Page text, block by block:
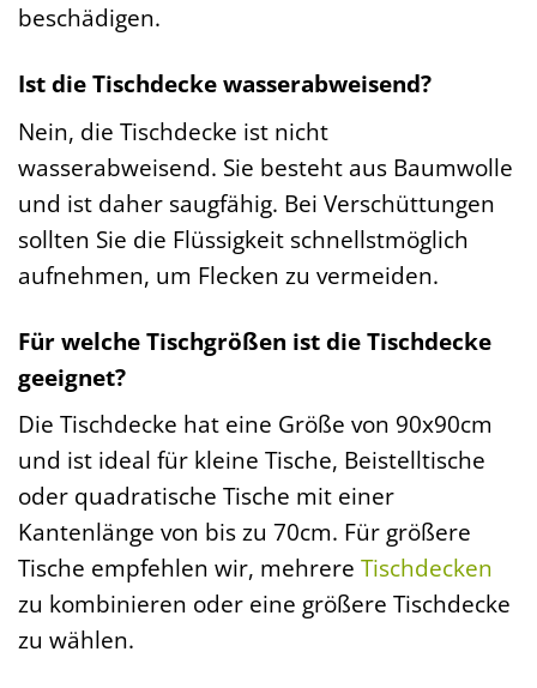
beschädigen.
Ist die Tischdecke wasserabweisend?
Nein, die Tischdecke ist nicht
wasserabweisend. Sie besteht aus Baumwolle
und ist daher saugfähig. Bei Verschüttungen
sollten Sie die Flüssigkeit schnellstmöglich
aufnehmen, um Flecken zu vermeiden.
Für welche Tischgrößen ist die Tischdecke
geeignet?
Die Tischdecke hat eine Größe von 90x90cm
und ist ideal für kleine Tische, Beistelltische
oder quadratische Tische mit einer
Kantenlänge von bis zu 70cm. Für größere
Tische empfehlen wir, mehrere Tischdecken
zu kombinieren oder eine größere Tischdecke
zu wählen.